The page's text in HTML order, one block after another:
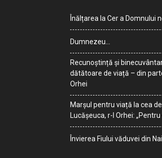
Înălțarea la Cer a Domnului
Dumnezeu…
Recunoștință și
dătătoare de viață – din
Orhei
Marșul pentru viață la cea
Lucășeuca, r-l Orhei:
Învierea Fiului văduvei din